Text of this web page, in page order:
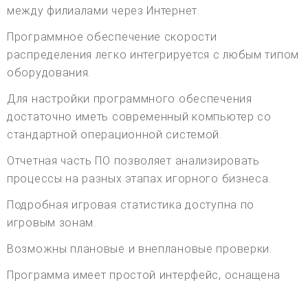
между филиалами через Интернет.
Программное обеспечение скорости
распределения легко интегрируется с любым типом
оборудования.
Для настройки программного обеспечения
достаточно иметь современный компьютер со
стандартной операционной системой.
Отчетная часть ПО позволяет анализировать
процессы на разных этапах игорного бизнеса.
Подробная игровая статистика доступна по
игровым зонам.
Возможны плановые и внеплановые проверки.
Программа имеет простой интерфейс, оснащена